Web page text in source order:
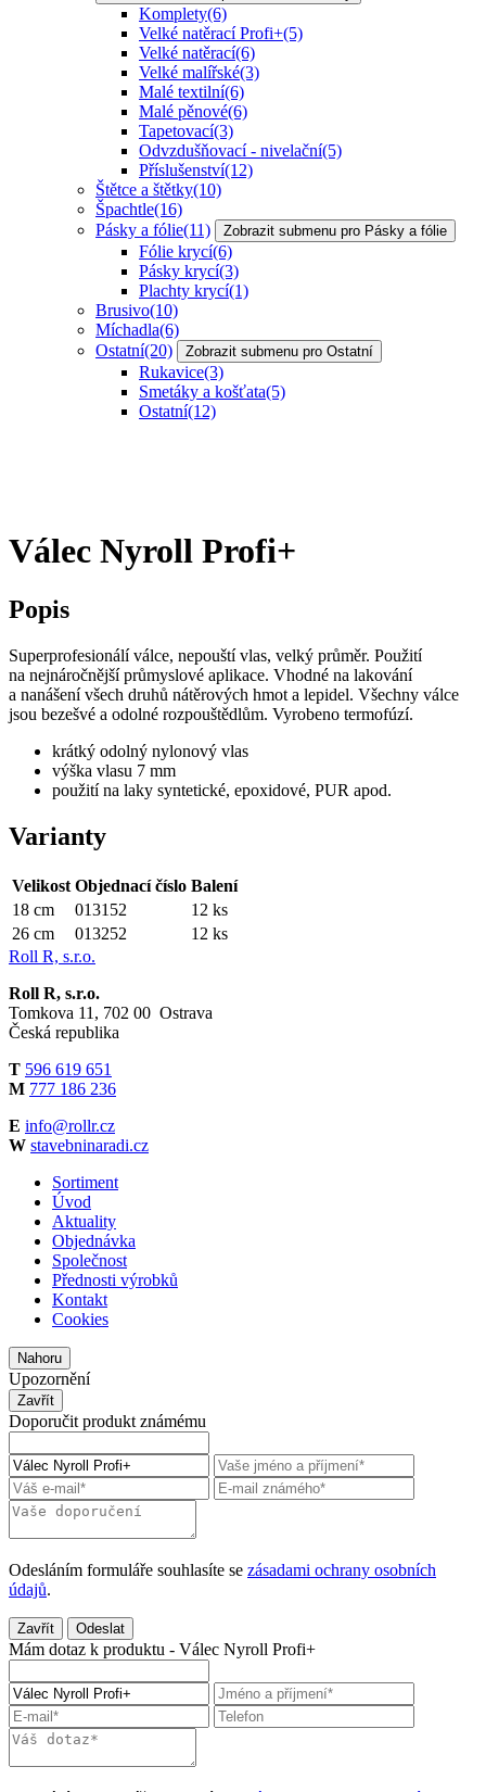
Komplety(6)
Velké natěrací Profi+(5)
Velké natěrací(6)
Velké malířské(3)
Malé textilní(6)
Malé pěnové(6)
Tapetovací(3)
Odvzdušňovací - nivelační(5)
Příslušenství(12)
Štětce a štětky(10)
Špachtle(16)
Pásky a fólie(11) Zobrazit submenu pro Pásky a fólie
Fólie krycí(6)
Pásky krycí(3)
Plachty krycí(1)
Brusivo(10)
Míchadla(6)
Ostatní(20) Zobrazit submenu pro Ostatní
Rukavice(3)
Smetáky a košťata(5)
Ostatní(12)
Válec Nyroll Profi+
Popis
Superprofesionálí válce, nepouští vlas, velký průměr. Použití
na nejnáročnější průmyslové aplikace. Vhodné na lakování
a nanášení všech druhů nátěrových hmot a lepidel. Všechny válce
jsou bezešvé a odolné rozpouštědlům. Vyrobeno termofúzí.
krátký odolný nylonový vlas
výška vlasu 7 mm
použití na laky syntetické, epoxidové, PUR apod.
Varianty
Velikost Objednací číslo Balení
18 cm
013152
12 ks
26 cm
013252
12 ks
Roll R, s.r.o.
Roll R, s.r.o.
Tomkova 11, 702 00 Ostrava
Česká republika
T 596 619 651
M 777 186 236
E info@rollr.cz
W stavebninaradi.cz
Sortiment
Úvod
Aktuality
Objednávka
Společnost
Přednosti výrobků
Kontakt
Cookies
Nahoru
Upozornění
Zavřít
Doporučit produkt známému
Odesláním formuláře souhlasíte se zásadami ochrany osobních
údajů.
Zavřít Odeslat
Mám dotaz k produktu - Válec Nyroll Profi+